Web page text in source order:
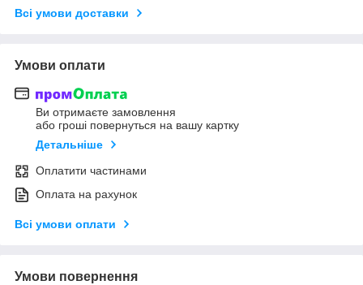
Всі умови доставки
Умови оплати
Ви отримаєте замовлення
або гроші повернуться на вашу картку
Детальніше
Оплатити частинами
Оплата на рахунок
Всі умови оплати
Умови повернення